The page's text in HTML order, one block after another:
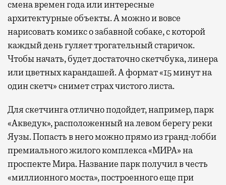
смена времен года или интересные
архитектурные объекты. А можно и вовсе
нарисовать комикс о забавной собаке, с которой
каждый день гуляет трогательный старичок.
Чтобы начать, будет достаточно скетчбука, линера
или цветных карандашей. А формат «15 минут на
один скетч» снимет страх чистого листа.
Для скетчинга отлично подойдет, например, парк
«Акведук», расположенный на левом берегу реки
Яузы. Попасть в него можно прямо из гранд-лобби
премиального жилого комплекса «МИРА» на
проспекте Мира. Название парк получил в честь
«миллионного моста», построенного еще при